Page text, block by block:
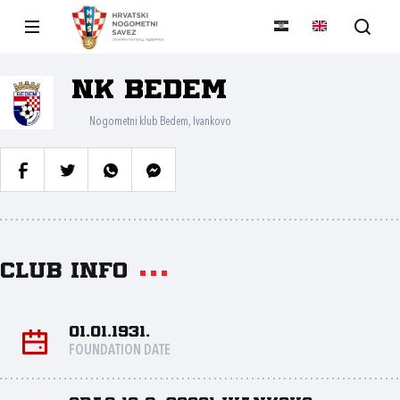
NK Bedem
Nogometni klub Bedem, Ivankovo
Club info
01.01.1931.
FOUNDATION DATE